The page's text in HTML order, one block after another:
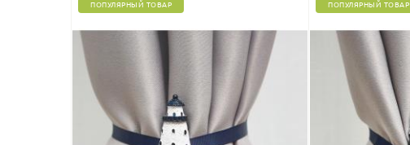
ПОПУЛЯРНЫЙ ТОВАР ПОПУЛЯРНЫЙ ТОВАР